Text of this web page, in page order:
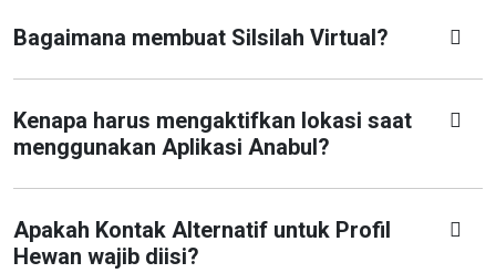
Bagaimana membuat Silsilah Virtual?
Kenapa harus mengaktifkan lokasi saat
menggunakan Aplikasi Anabul?
Apakah Kontak Alternatif untuk Profil
Hewan wajib diisi?